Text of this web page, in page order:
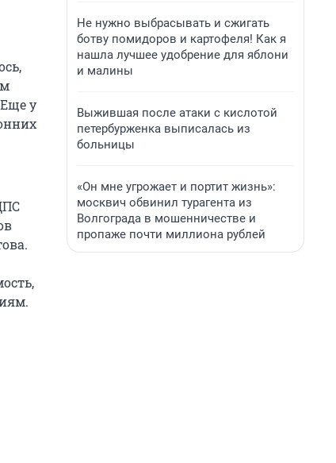
у
Не нужно выбрасывать и сжигать
ботву помидоров и картофеля! Как я
нашла лучшее удобрение для яблони
и малины
Выжившая после атаки с кислотой
петербурженка выписалась из
больницы
«Он мне угрожает и портит жизнь»:
москвич обвинил турагента из
Волгограда в мошенничестве и
пропаже почти миллиона рублей